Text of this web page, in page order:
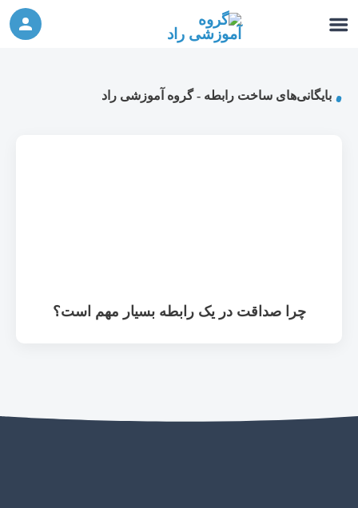
شرکت در ورکشاپ آنلاین
بایگانی‌های ساخت رابطه - گروه آموزشی راد
چرا صداقت در یک رابطه بسیار مهم است؟